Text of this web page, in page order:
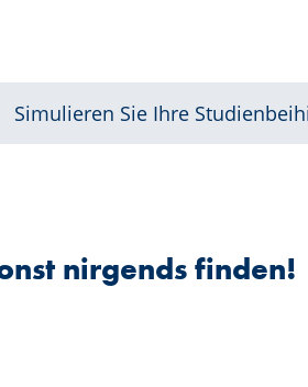
Simulieren Sie Ihre
nirgends finden!